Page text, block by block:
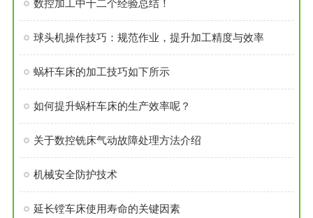
数控加工中十二个经验总结！
球头机操作技巧：规范作业，提升加工精度与效率
蜗杆车床的加工技巧如下所示
如何提升蜗杆车床的生产效率呢？
关于数控铣床气动故障处理方法介绍
机械安全防护技术
延长镗车床使用寿命的关键因素